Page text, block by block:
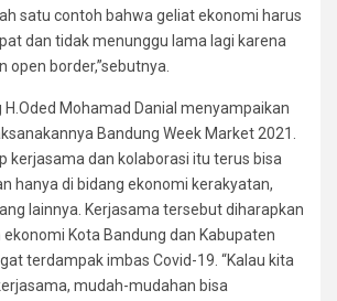
satu contoh bahwa geliat ekonomi harus
dan tidak menunggu lama lagi karena
open border,”sebutnya.
H.Oded Mohamad Danial menyampaikan
Bandung Week Market 2021.
kerjasama dan kolaborasi itu terus bisa
hanya di bidang ekonomi kerakyatan,
lainnya. Kerjasama tersebut diharapkan
Kota Bandung dan Kabupaten
terdampak imbas Covid-19. “Kalau kita
mudah-mudahan bisa